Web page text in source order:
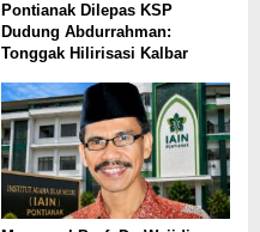
Pontianak Dilepas KSP
Dudung Abdurrahman:
Tonggak Hilirisasi Kalbar